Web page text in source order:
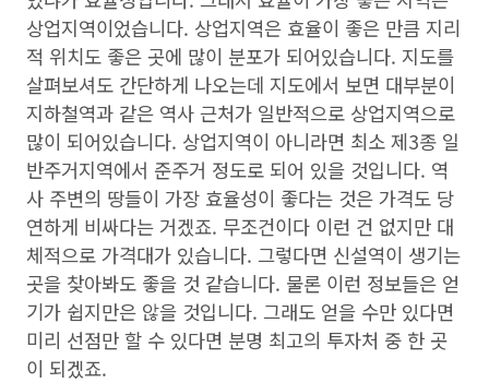
상업지역이었습니다. 상업지역은 효율이 좋은 만큼 지리
적 위치도 좋은 곳에 많이 분포가 되어있습니다. 지도를
살펴보셔도 간단하게 나오는데 지도에서 보면 대부분이
지하철역과 같은 역사 근처가 일반적으로 상업지역으로
많이 되어있습니다. 상업지역이 아니라면 최소 제3종 일
반주거지역에서 준주거 정도로 되어 있을 것입니다. 역
사 주변의 땅들이 가장 효율성이 좋다는 것은 가격도 당
연하게 비싸다는 거겠죠. 무조건이다 이런 건 없지만 대
체적으로 가격대가 있습니다. 그렇다면 신설역이 생기는
곳을 찾아봐도 좋을 것 같습니다. 물론 이런 정보들은 얻
기가 쉽지만은 않을 것입니다. 그래도 얻을 수만 있다면
미리 선점만 할 수 있다면 분명 최고의 투자처 중 한 곳
이 되겠죠.